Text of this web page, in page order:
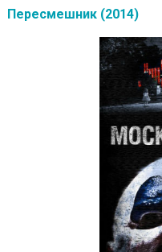
Пересмешник (2014)